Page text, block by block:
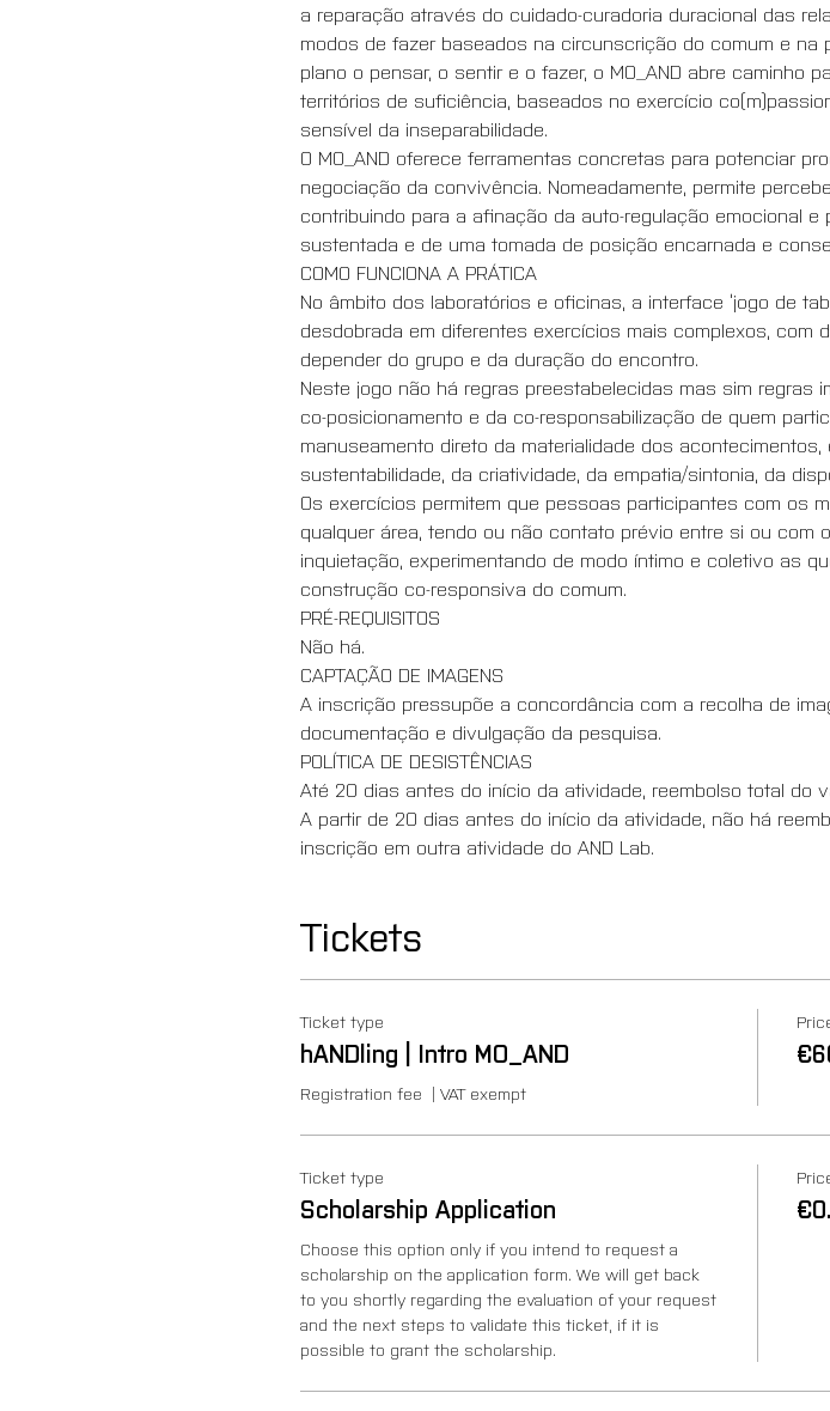
a reparação através do cuidado-curadoria duracional das
modos de fazer baseados na circunscrição do comum e na
plano o pensar, o sentir e o fazer, o MO_AND abre caminho
territórios de suficiência, baseados no exercício
sensível da inseparabilidade.
O MO_AND oferece ferramentas concretas para potenciar
negociação da convivência. Nomeadamente, permite
contribuindo para a afinação da auto-regulação emocional
sustentada e de uma tomada de posição encarnada e
COMO FUNCIONA A PRÁTICA
No âmbito dos laboratórios e oficinas, a interface ‘jogo de
desdobrada em diferentes exercícios mais complexos, com
depender do grupo e da duração do encontro.
Neste jogo não há regras preestabelecidas mas sim regras
co-posicionamento e da co-responsabilização de quem
manuseamento direto da materialidade dos
sustentabilidade, da criatividade, da empatia/sintonia, da
Os exercícios permitem que pessoas participantes com os
qualquer área, tendo ou não contato prévio entre si ou com
inquietação, experimentando de modo íntimo e coletivo as
construção co-responsiva do comum.
PRÉ-REQUISITOS
Não há.
CAPTAÇÃO DE IMAGENS
A inscrição pressupõe a concordância com a recolha de
documentação e divulgação da pesquisa.
POLÍTICA DE DESISTÊNCIAS
Até 20 dias antes do início da atividade, reembolso total do
A partir de 20 dias antes do início da atividade, não há
inscrição em outra atividade do AND Lab.
Tickets
Ticket type
hANDling | Intro MO_AND
Registration fee  | VAT exempt
Ticket type
Scholarship Application
Choose this option only if you intend to request a
scholarship on the application form. We will get back
to you shortly regarding the evaluation of your request
and the next steps to validate this ticket, if it is
possible to grant the scholarship.